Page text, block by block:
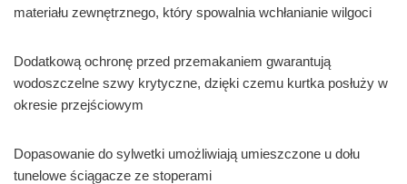
materiału zewnętrznego, który spowalnia wchłanianie wilgoci
Dodatkową ochronę przed przemakaniem gwarantują
wodoszczelne szwy krytyczne, dzięki czemu kurtka posłuży w
okresie przejściowym
Dopasowanie do sylwetki umożliwiają umieszczone u dołu
tunelowe ściągacze ze stoperami